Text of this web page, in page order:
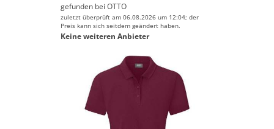
gefunden bei OTTO
zuletzt überprüft am 06.08.2026 um 12:04; der
Preis kann sich seitdem geändert haben.
Keine weiteren Anbieter